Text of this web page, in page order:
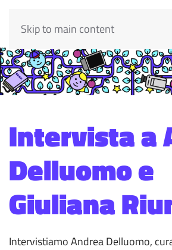
Skip to main content
Intervista a
Delluomo e
Giuliana
Intervistiamo Andrea Delluomo,